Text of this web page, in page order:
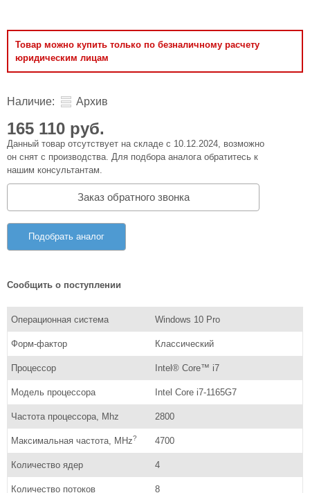
Товар можно купить только по безналичному расчету
юридическим лицам
Наличие: Архив
165 110 руб.
Данный товар отсутствует на складе с 10.12.2024, возможно
он снят с производства. Для подбора аналога обратитесь к
нашим консультантам.
Заказ обратного звонка
Подобрать аналог
Сообщить о поступлении
Операционная система Windows 10 Pro
Форм-фактор Классический
Процессор Intel® Core™ i7
Модель процессора Intel Core i7-1165G7
Частота процессора, Mhz 2800
Максимальная частота, MHz? 4700
Количество ядер 4
Количество потоков 8